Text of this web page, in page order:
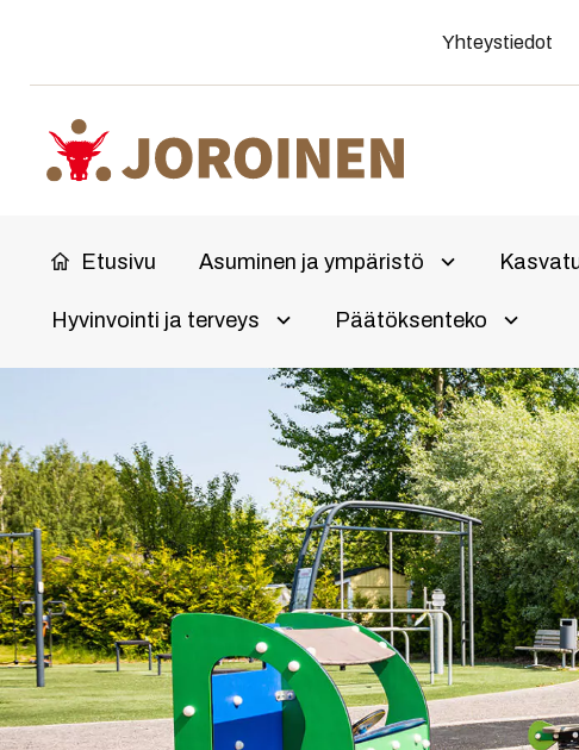
sisältöön
Yhteystiedot
Etusivu Asuminen ja ympäristö Avaa
Hyvinvointi ja terveys Avaa alivalikko
Päätöksenteko Avaa
täällä: